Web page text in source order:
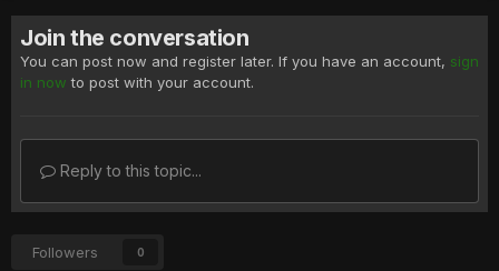
Join the conversation
You can post now and register later. If you have an account, sign
in now to post with your account.
Reply to this topic...
Followers 0